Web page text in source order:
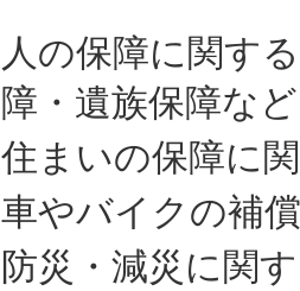
人の保障に関す
障・遺族保障な
住まいの保障に
車やバイクの補
防災・減災に関